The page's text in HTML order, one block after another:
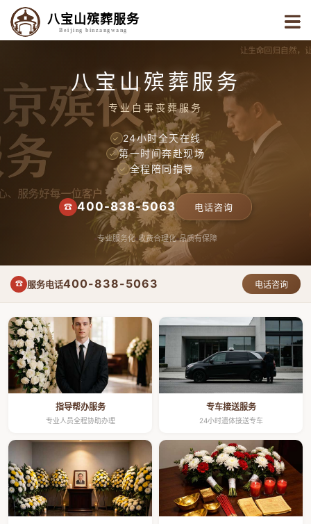
八宝山殡葬服务
Beijing binzangwang
八宝山殡葬服务
专业白事丧葬服务
✓ 24小时全天在线
✓ 第一时间奔赴现场
✓ 全程陪同指导
☎ 400-838-5063 电话咨询
专业服务化 收费合理化 品质有保障
☎ 服务电话400-838-5063 电话咨询
指导帮办服务
专业人员全程协助办理
专车接送服务
24小时遗体接送专车